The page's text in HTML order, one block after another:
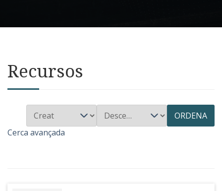
Recursos
ORDENA
Cerca avançada